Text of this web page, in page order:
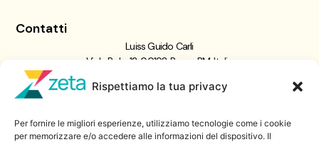
Rispettiamo la tua privacy
Per fornire le migliori esperienze, utilizziamo tecnologie come i cookie
per memorizzare e/o accedere alle informazioni del dispositivo. Il
Contatti
Luiss Guido Carli
Viale Pola, 12, 00198 Roma RM, Italia
06 8522 5358
Iscriviti a